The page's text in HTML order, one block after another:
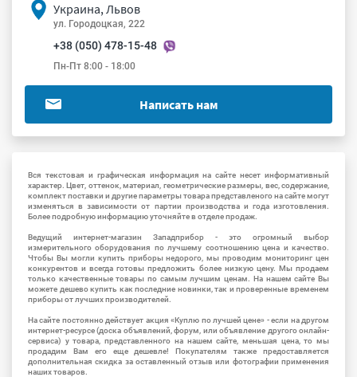
Украина, Львов
ул. Городоцкая, 222
+38 (050) 478-15-48
Пн-Пт 8:00 - 18:00
Написать нам
Вся текстовая и графическая информация на сайте несет информативный
характер. Цвет, оттенок, материал, геометрические размеры, вес, содержание,
комплект поставки и другие параметры товара представленого на сайте могут
изменяться в зависимости от партии производства и года изготовления.
Более подробную информацию уточняйте в отделе продаж.
Ведущий интернет-магазин Западприбор - это огромный выбор
измерительного оборудования по лучшему соотношению цена и качество.
Чтобы Вы могли купить приборы недорого, мы проводим мониторинг цен
конкурентов и всегда готовы предложить более низкую цену. Мы продаем
только качественные товары по самым лучшим ценам. На нашем сайте Вы
можете дешево купить как последние новинки, так и проверенные временем
приборы от лучших производителей.
На сайте постоянно действует акция «Куплю по лучшей цене» - если на другом
интернет-ресурсе (доска объявлений, форум, или объявление другого онлайн-
сервиса) у товара, представленного на нашем сайте, меньшая цена, то мы
продадим Вам его еще дешевле! Покупателям также предоставляется
дополнительная скидка за оставленный отзыв или фотографии применения
наших товаров.